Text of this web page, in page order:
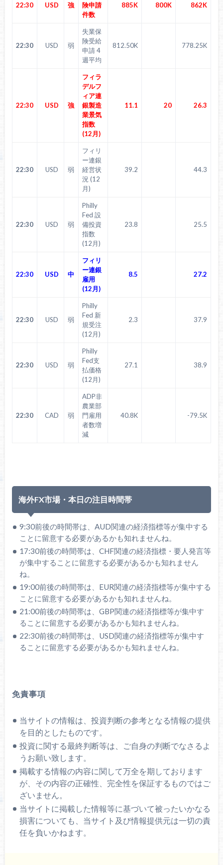
22:30 USD 強
険申請
件数
885K 800K 862K
22:30 USD 弱
失業保
険受給
申請 4
週平均
812.50K 778.25K
22:30 USD 強
フィラ
デルフ
ィア連
銀製造
業景気
指数
(12月)
11.1 20 26.3
22:30 USD 弱
フィリ
ー連銀
経営状
況 (12
月)
39.2 44.3
22:30 USD 弱
Philly
Fed 設
備投資
指数
(12月)
23.8 25.5
22:30 USD 中
フィリ
ー連銀
雇用
(12月)
8.5 27.2
22:30 USD 弱
Philly
Fed 新
規受注
(12月)
2.3 37.9
22:30 USD 弱
Philly
Fed支
払価格
(12月)
27.1 38.9
22:30 CAD 弱
ADP非
農業部
門雇用
者数増
減
40.8K -79.5K
海外FX市場・本日の注目時間帯
9:30前後の時間帯は、AUD関連の経済指標等が集中する
ことに留意する必要があるかも知れませんね。
17:30前後の時間帯は、CHF関連の経済指標・要人発言等
が集中することに留意する必要があるかも知れません
ね。
19:00前後の時間帯は、EUR関連の経済指標等が集中する
ことに留意する必要があるかも知れませんね。
21:00前後の時間帯は、GBP関連の経済指標等が集中す
ることに留意する必要があるかも知れませんね。
22:30前後の時間帯は、USD関連の経済指標等が集中す
ることに留意する必要があるかも知れませんね。
免責事項
当サイトの情報は、投資判断の参考となる情報の提供
を目的としたものです。
投資に関する最終判断等は、ご自身の判断でなさるよ
うお願い致します。
掲載する情報の内容に関して万全を期しております
が、その内容の正確性、完全性を保証するものではご
ざいません。
当サイトに掲載した情報等に基づいて被ったいかなる
損害についても、当サイト及び情報提供元は一切の責
任を負いかねます。